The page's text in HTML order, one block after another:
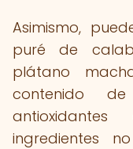
Asimismo,
puré de
plátano
contenido
ingredientes